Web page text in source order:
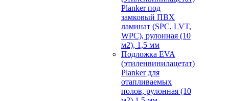
Planker под
замковый ПВХ
ламинат (SPC, LVT,
WPC), рулонная (10
м2), 1,5 мм
Подложка EVA
(этиленвинилацетат)
Planker для
отапливаемых
полов, рулонная (10